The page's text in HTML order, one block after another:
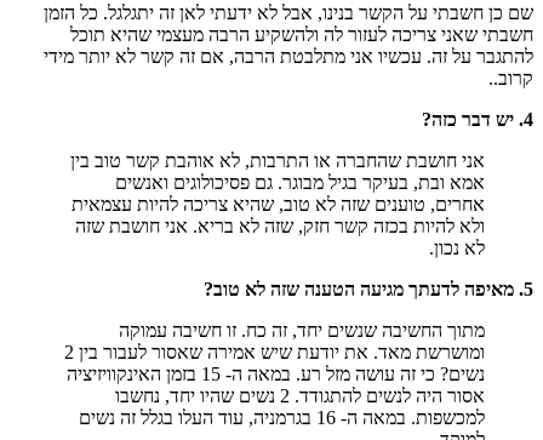
שם כן חשבתי על הקשר בנינו, אבל לא ידעתי לאן זה יתגלגל. כל הזמן
חשבתי שאני צריכה לעזור לה ולהשקיע הרבה מעצמי שהיא תוכל
להתגבר על זה. עכשיו אני מתלבטת הרבה, אם זה קשר לא יותר מידי
קרוב..
4. יש דבר כזה?
אני חושבת שהחברה או התרבות, לא אוהבת קשר טוב בין
אמא ובת, בעיקר בגיל מבוגר. גם פסיכולוגים ואנשים
אחרים, טוענים שזה לא טוב, שהיא צריכה להיות עצמאית
ולא להיות בכזה קשר חזק, שזה לא בריא. אני חושבת שזה
לא נכון.
5. מאיפה לדעתך מגיעה הטענה שזה לא טוב?
מתוך החשיבה שנשים יחד, זה כח. זו חשיבה עמוקה
ומושרשת מאד. את יודעת שיש אמירה שאסור לעבור בין 2
נשים? כי זה עושה מזל רע. במאה ה- 15 בזמן האינקוויזיציה
אסור היה לנשים להתגודד. 2 נשים שהיו יחד, נחשבו
למכשפות. במאה ה- 16 בגרמניה, עוד העלו בגלל זה נשים